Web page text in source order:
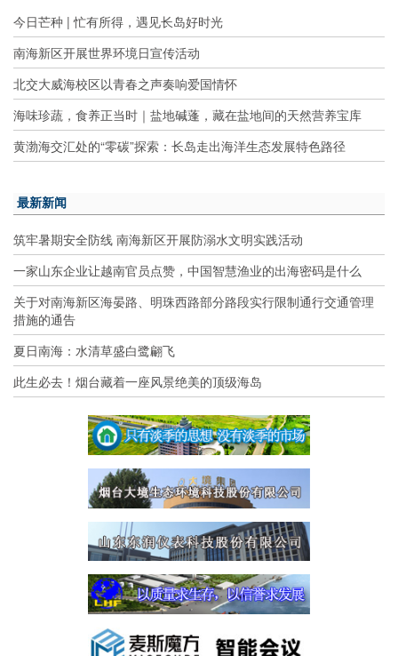
今日芒种 | 忙有所得，遇见长岛好时光
南海新区开展世界环境日宣传活动
北交大威海校区以青春之声奏响爱国情怀
海味珍蔬，食养正当时｜盐地碱蓬，藏在盐地间的天然营养宝库
黄渤海交汇处的“零碳”探索：长岛走出海洋生态发展特色路径
最新新闻
筑牢暑期安全防线 南海新区开展防溺水文明实践活动
一家山东企业让越南官员点赞，中国智慧渔业的出海密码是什么
关于对南海新区海晏路、明珠西路部分路段实行限制通行交通管理
措施的通告
夏日南海：水清草盛白鹭翩飞
此生必去！烟台藏着一座风景绝美的顶级海岛